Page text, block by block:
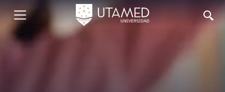
Pasar
al
contenido
principal
Abrir
menu